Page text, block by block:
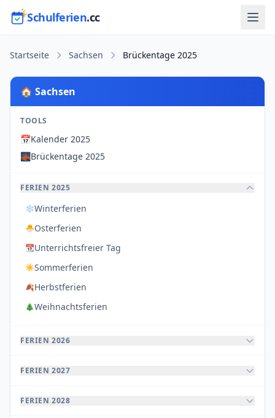
Schulferien.cc
Startseite Sachsen Brückentage 2025
🏠 Sachsen
TOOLS
📅Kalender 2025
🌉Brückentage 2025
FERIEN 2025
❄️Winterferien
🐣Osterferien
📆Unterrichtsfreier Tag
☀️Sommerferien
🍂Herbstferien
🎄Weihnachtsferien
FERIEN 2026
FERIEN 2027
FERIEN 2028